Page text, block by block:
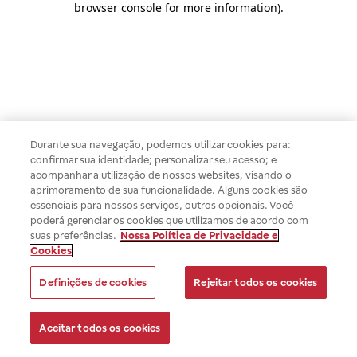
browser console for more information).
Durante sua navegação, podemos utilizar cookies para:
confirmar sua identidade; personalizar seu acesso; e
acompanhar a utilização de nossos websites, visando o
aprimoramento de sua funcionalidade. Alguns cookies são
essenciais para nossos serviços, outros opcionais. Você
poderá gerenciar os cookies que utilizamos de acordo com
suas preferências. Nossa Política de Privacidade e
Cookies
Definições de cookies Rejeitar todos os cookies
Aceitar todos os cookies